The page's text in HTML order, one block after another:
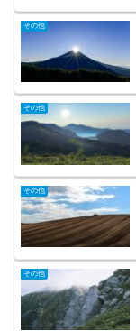
その他
その他
その他
その他